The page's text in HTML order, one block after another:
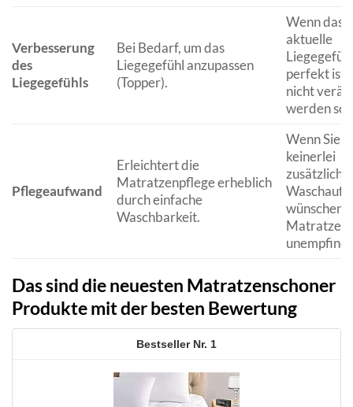
Verbesserung
des
Liegegefühls
Bei Bedarf, um das
Liegegefühl anzupassen
(Topper).
Wenn das
aktuelle
Liegegefühl
perfekt ist
nicht
werden
Pflegeaufwand
Erleichtert die
Matratzenpflege erheblich
durch einfache
Waschbarkeit.
Wenn Sie
keinerlei
wünschen
Matratze
Das sind die neuesten Matratzenschoner
Produkte mit der besten Bewertung
1